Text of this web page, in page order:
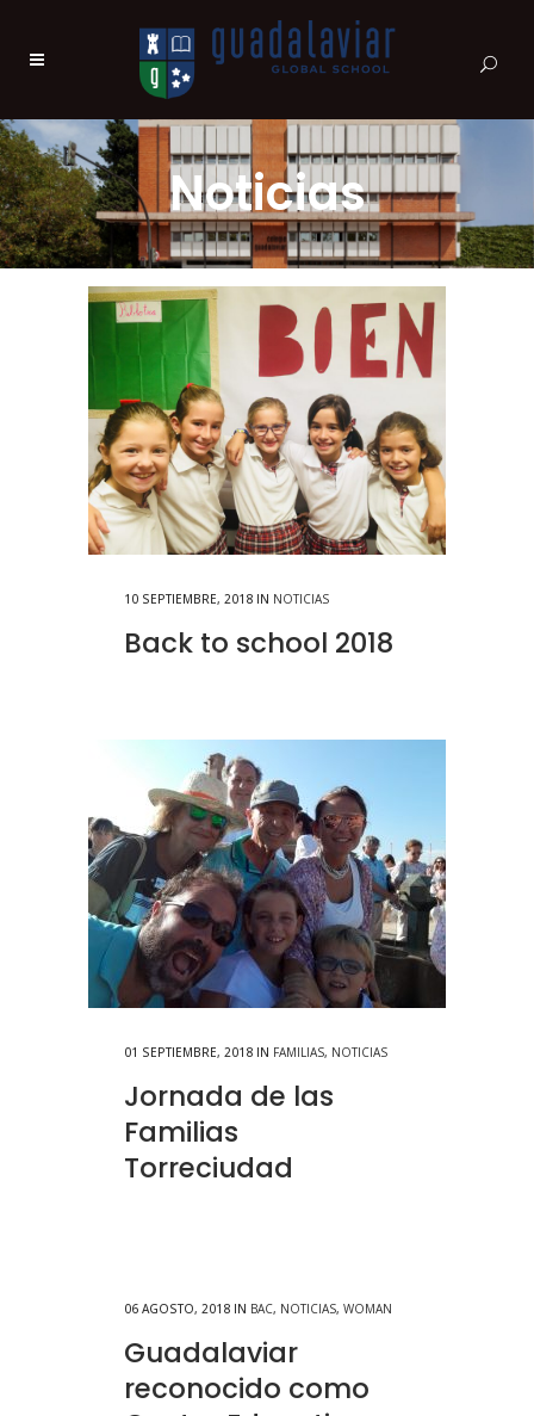
Noticias
10 SEPTIEMBRE, 2018 IN NOTICIAS
Back to school 2018
01 SEPTIEMBRE, 2018 IN FAMILIAS, NOTICIAS
Jornada de las
Familias
Torreciudad
06 AGOSTO, 2018 IN BAC, NOTICIAS, WOMAN
Guadalaviar
reconocido como